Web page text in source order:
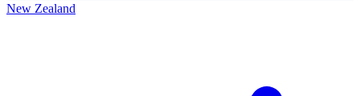
New Zealand